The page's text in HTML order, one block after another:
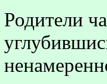
Родители